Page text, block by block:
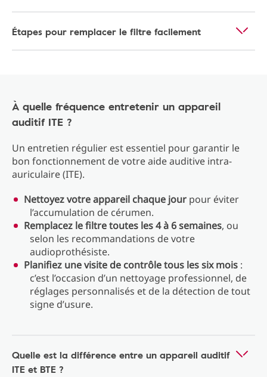
Étapes pour remplacer le filtre facilement
À quelle fréquence entretenir un appareil
auditif ITE ?
Un entretien régulier est essentiel pour garantir le
bon fonctionnement de votre aide auditive intra-
auriculaire (ITE).
Nettoyez votre appareil chaque jour pour éviter
l’accumulation de cérumen.
Remplacez le filtre toutes les 4 à 6 semaines, ou
selon les recommandations de votre
audioprothésiste.
Planifiez une visite de contrôle tous les six mois :
c’est l’occasion d’un nettoyage professionnel, de
réglages personnalisés et de la détection de tout
signe d’usure.
Quelle est la différence entre un appareil auditif
ITE et BTE ?